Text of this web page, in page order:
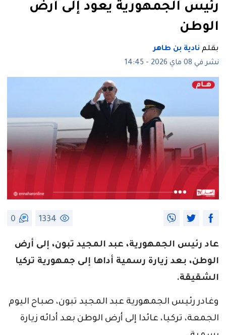
رئيس الجمهورية يعود إلى أرض
الوطن
بقلم نادية بن طاهر
نشر في 08 ماي 2026 - 14:45
1334
0
عاد رئيس الجمهورية، عبد المجيد تبون، إلى أرض
الوطن، بعد زيارة رسمية أداها إلى جمهورية تركيا
الشقيقة.
وغادر رئيس الجمهورية عبد المجيد تبون، صباح اليوم
الجمعة، تركيا، عائدا إلى أرض الوطن بعد أدائه زيارة